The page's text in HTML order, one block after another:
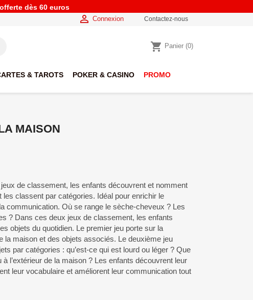
dès 60 euros
 Connexion Contactez-nous
shopping_cart Panier (0)
& TAROTS POKER & CASINO PROMO
MAISON
de classement, les enfants découvrent et nomment
les classent par catégories. Idéal pour enrichir le
communication. Où se range le sèche-cheveux ? Les
? Dans ces deux jeux de classement, les enfants
objets du quotidien. Le premier jeu porte sur la
la maison et des objets associés. Le deuxième jeu
par catégories : qu’est-ce qui est lourd ou léger ? Que
à l’extérieur de la maison ? Les enfants découvrent leur
leur vocabulaire et améliorent leur communication tout